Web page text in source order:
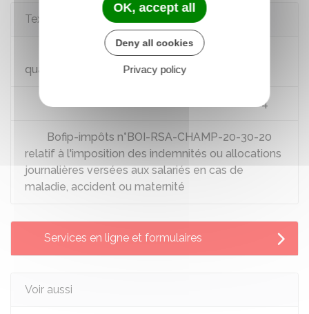
Textes de référence
Code général des impôts : articles 79 à 81
quater
Code de la sécurité sociale : article D160-4
Bofip-impôts n°BOI-RSA-CHAMP-20-30-20
relatif à l'imposition des indemnités ou allocations
journalières versées aux salariés en cas de
maladie, accident ou maternité
Services en ligne et formulaires
Voir aussi
OK, accept all
Deny all cookies
Privacy policy